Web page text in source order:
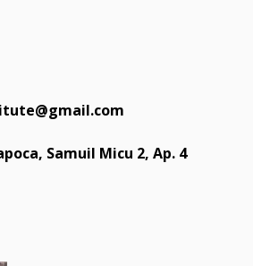
Samuil Micu 2, Ap. 4